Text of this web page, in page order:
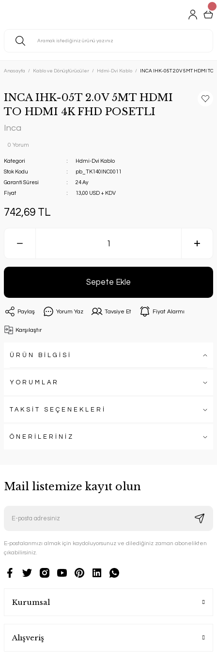
Anasayfa Kablo ve Dönüştürücüler Hdmi-Dvi Kablo INCA IHK-05T 2.0V 5MT HDMI TO
INCA IHK-05T 2.0V 5MT HDMI
TO HDMI 4K FHD POSETLI
Inca
0 Yorum
Kategori
Hdmi-Dvi Kablo
Stok Kodu
pb_TK140INC0011
Garanti Süresi
24 Ay
Fiyat
13,00 USD + KDV
742,69 TL
Sepete Ekle
Paylaş Yorum Yaz Tavsiye Et Fiyat Alarmı
Karşılaştır
ÜRÜN BİLGİSİ
YORUMLAR
TAKSİT SEÇENEKLERİ
ÖNERİLERİNİZ
Mail listemize kayıt olun
E-postalarımızı almak için kaydoluyorsunuz ve dilediğiniz zaman abonelikten
çıkabilirsiniz.
Kurumsal
Alışveriş